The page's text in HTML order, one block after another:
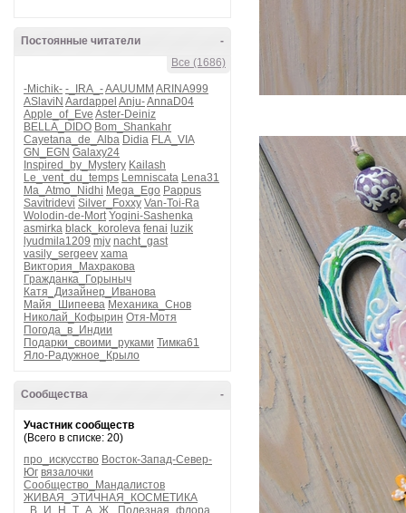
-
Постоянные читатели
Все (1686)
-Michik- -_IRA_-AAUUMM ARINA999
ASlaviN Aardappel Anju-AnnaD04
Apple_of_Eve Aster-Deiniz
BELLA_DIDO Bom_Shankahr
Cayetana_de_Alba Didia FLA_VIA
GN_EGN Galaxy24
Inspired_by_Mystery Kailash
Le_vent_du_temps Lemniscata Lena31
Ma_Atmo_Nidhi Mega_Ego Pappus
Savitridevi Silver_Foxxy Van-Toi-Ra
Wolodin-de-Mort Yogini-Sashenka
asmirka black_koroleva fenai luzik
lyudmila1209 mjv nacht_gast
vasily_sergeev xama
Виктория_Махракова
Гражданка_Горыныч
Катя_Дизайнер_Иванова
Майя_Шипеева Механика_Снов
Николай_Кофырин Отя-Мотя
Погода_в_Индии
Подарки_своими_руками Тимка61
Яло-Радужное_Крыло
-
Сообщества
Участник сообществ
(Всего в списке: 20)
про_искусство Восток-Запад-Север-
Юг вязалочки
Сообщество_Мандалистов
ЖИВАЯ_ЭТИЧНАЯ_КОСМЕТИКА
_В_И_Н_Т_А_Ж_
Полезная_флора